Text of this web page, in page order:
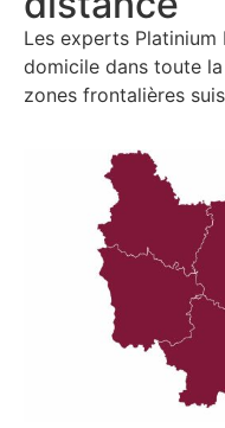
Les experts
domicile dans toute
zones frontalières